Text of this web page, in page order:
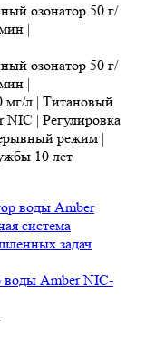
озонатор 50 г/
|
озонатор 50 г/
|
мг/л | Титановый
NIC | Регулировка
режим |
10 лет
Amber NIC-